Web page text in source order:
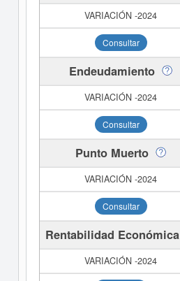
Consultar
Endeudamiento
Consultar
Punto Muerto
Consultar
Rentabilidad Económica